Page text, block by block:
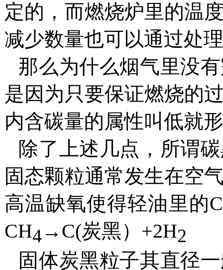
定的，而燃烧炉里的温
减少数量也可以通过处
那么为什么烟气里没
是因为只要保证燃烧的
内含碳量的属性叫低就
除了上述几点 ， 所谓
固态颗粒通常发生在空
高温缺氧使得轻油里的
CH4→ C(炭黑） +2H2
固体炭黑粒子其直径